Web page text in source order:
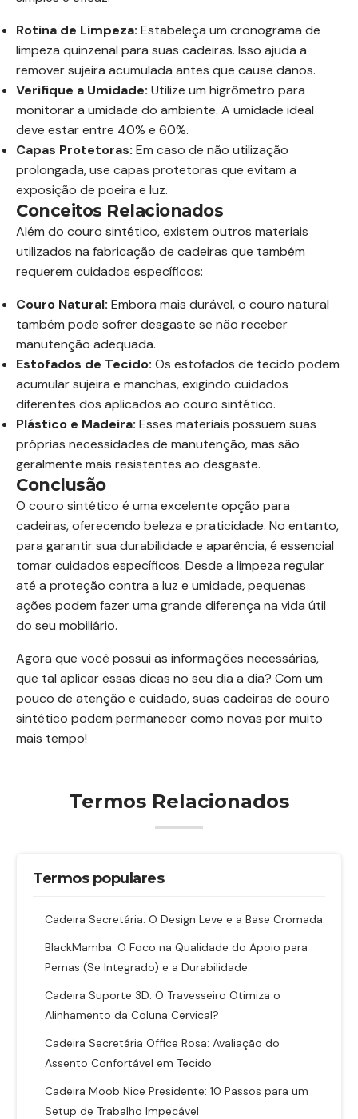
Rotina de Limpeza: Estabeleça um cronograma de
limpeza quinzenal para suas cadeiras. Isso ajuda a
remover sujeira acumulada antes que cause danos.
Verifique a Umidade: Utilize um higrômetro para
monitorar a umidade do ambiente. A umidade ideal
deve estar entre 40% e 60%.
Capas Protetoras: Em caso de não utilização
prolongada, use capas protetoras que evitam a
exposição de poeira e luz.
Conceitos Relacionados
Além do couro sintético, existem outros materiais
utilizados na fabricação de cadeiras que também
requerem cuidados específicos:
Couro Natural: Embora mais durável, o couro natural
também pode sofrer desgaste se não receber
manutenção adequada.
Estofados de Tecido: Os estofados de tecido podem
acumular sujeira e manchas, exigindo cuidados
diferentes dos aplicados ao couro sintético.
Plástico e Madeira: Esses materiais possuem suas
próprias necessidades de manutenção, mas são
geralmente mais resistentes ao desgaste.
Conclusão
O couro sintético é uma excelente opção para
cadeiras, oferecendo beleza e praticidade. No entanto,
para garantir sua durabilidade e aparência, é essencial
tomar cuidados específicos. Desde a limpeza regular
até a proteção contra a luz e umidade, pequenas
ações podem fazer uma grande diferença na vida útil
do seu mobiliário.
Agora que você possui as informações necessárias,
que tal aplicar essas dicas no seu dia a dia? Com um
pouco de atenção e cuidado, suas cadeiras de couro
sintético podem permanecer como novas por muito
mais tempo!
Termos Relacionados
Termos populares
Cadeira Secretária: O Design Leve e a Base Cromada.
BlackMamba: O Foco na Qualidade do Apoio para
Pernas (Se Integrado) e a Durabilidade.
Cadeira Suporte 3D: O Travesseiro Otimiza o
Alinhamento da Coluna Cervical?
Cadeira Secretária Office Rosa: Avaliação do
Assento Confortável em Tecido
Cadeira Moob Nice Presidente: 10 Passos para um
Setup de Trabalho Impecável